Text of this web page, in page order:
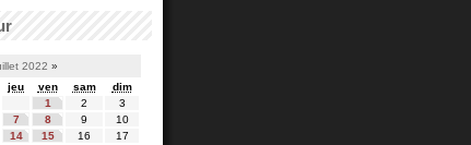
2022 »
jeu ven sam
dim
1
2
3
7 8 9
10
14 15 16
17